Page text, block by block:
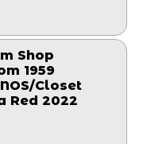
Shop
1959
Closet
Red 2022